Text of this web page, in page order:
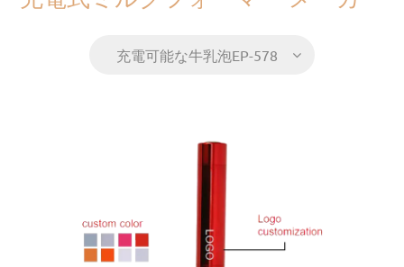
充電可能な牛乳泡EP-578